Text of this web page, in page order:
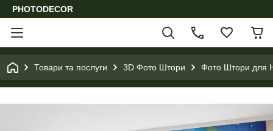
PHOTODECOR
Товари та послуги 3D Фото Штори Фото Штори для